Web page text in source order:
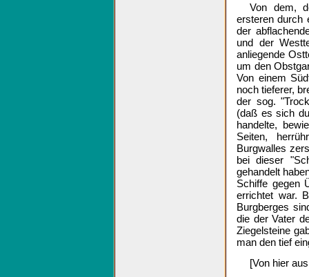
Von dem,
ersteren durch
der
und der
anliegende
um den
Von einem
noch tieferer,
der sog.
(daß es sich
handelte,
Seiten,
Burgwalles
bei dieser
gehandelt
Schiffe gegen
errichtet war.
Burgberges
die der Vater
Ziegelsteine
man den tief
[Von hier